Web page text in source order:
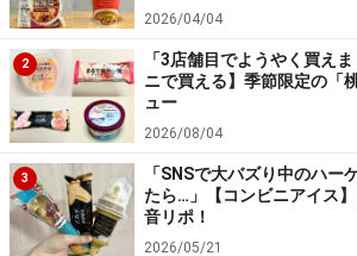
お気に入りの飲み物と一緒
ータイムを楽しんで
2026/04/04
2
「3店舗目でようやく買え
ニで買える】季節限定の「
ュー
2026/08/04
3
「SNSで大バズり中のハー
たら…」【コンビニアイス
音リポ！
2026/05/21